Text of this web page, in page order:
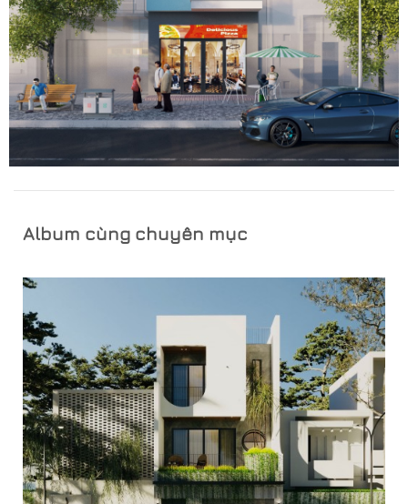
Album cùng chuyên mục